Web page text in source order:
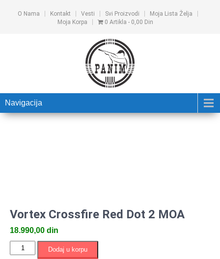
O Nama Kontakt Vesti Svi Proizvodi
Moja Lista Želja
Moja Korpa
0 Artikla 0,00 Din
Navigacija
Vortex Crossfire Red Dot 2 MOA
18.990,00 din
Vortex
Crossfire
Dodaj u korpu